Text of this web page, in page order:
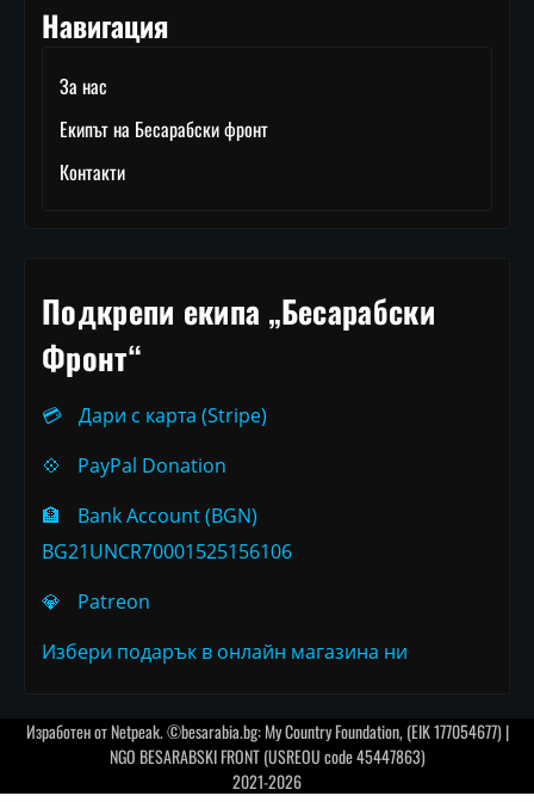
Навигация
За нас
Екипът на Бесарабски фронт
Контакти
Подкрепи екипа „Бесарабски
Фронт“
💳
Дари с карта (Stripe)
💠
PayPal Donation
🏦
Bank Account (BGN)
BG21UNCR70001525156106
💎
Patreon
Избери подарък в онлайн магазина ни
Изработен отNetpeak. ©besarabia.bg: My Country Foundation, (EIK 177054677) |
NGO BESARABSKI FRONT (USREOU code 45447863)
2021-2026